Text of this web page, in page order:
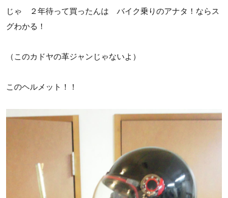
じゃ ２年待って買ったんは バイク乗りのアナタ！ならス
グわかる！
（このカドヤの革ジャンじゃないよ）
このヘルメット！！